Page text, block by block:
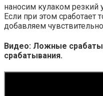
наносим кулаком резкий
Если при этом
добавляем
Видео: Ложные
срабатывания.